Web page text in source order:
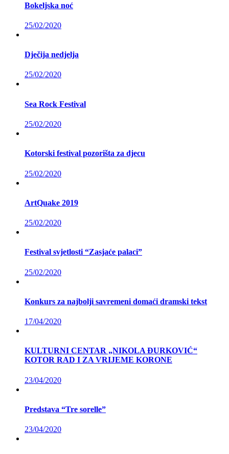
Bokeljska noć
25/02/2020
Dječija nedjelja
25/02/2020
Sea Rock Festival
25/02/2020
Kotorski festival pozorišta za djecu
25/02/2020
ArtQuake 2019
25/02/2020
Festival svjetlosti “Zasjaće palaci”
25/02/2020
Konkurs za najbolji savremeni domaći dramski tekst
17/04/2020
KULTURNI CENTAR „NIKOLA ĐURKOVIĆ“
KOTOR RAD I ZA VRIJEME KORONE
23/04/2020
Predstava “Tre sorelle”
23/04/2020